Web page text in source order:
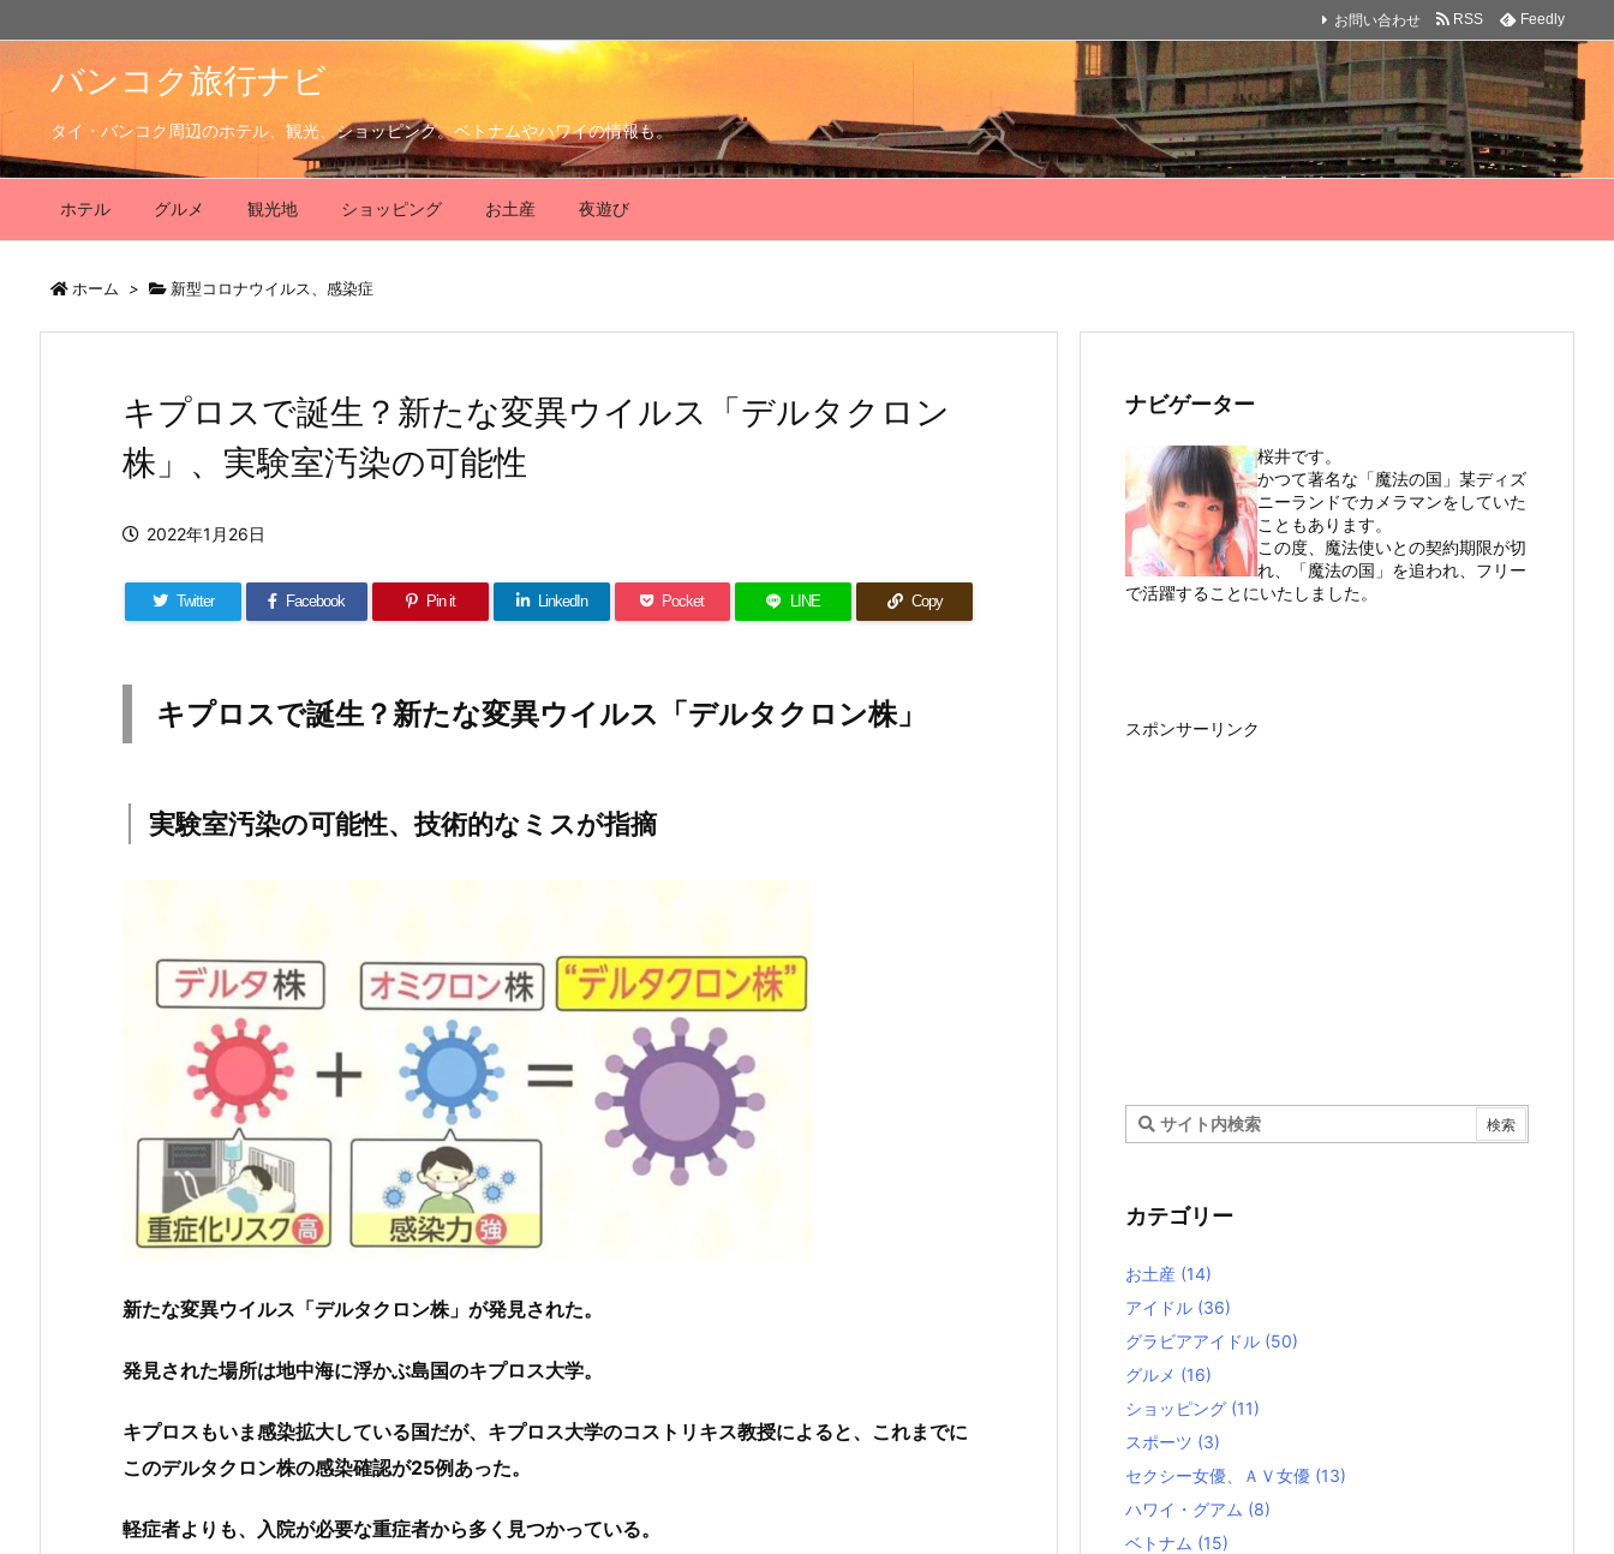
バンコク旅行ナビ
タイ・バンコク周辺のホテル、観光、ショッピング。ベトナムやハワイの情報も。
ホテル グルメ 観光地 ショッピング お土産 夜遊び
お問い合わせ RSS Feedly
ホーム > 新型コロナウイルス、感染症
キプロスで誕生？新たな変異ウイルス「デルタクロン
株」、実験室汚染の可能性
2022年1月26日
Twitter Facebook Pin it LinkedIn Pocket LINE Copy
キプロスで誕生？新たな変異ウイルス「デルタクロン株」
実験室汚染の可能性、技術的なミスが指摘
新たな変異ウイルス「デルタクロン株」が発見された。
発見された場所は地中海に浮かぶ島国のキプロス大学。
キプロスもいま感染拡大している国だが、キプロス大学のコストリキス教授によると、これまでに
このデルタクロン株の感染確認が25例あった。
軽症者よりも、入院が必要な重症者から多く見つかっている。
ナビゲーター
桜井です。
かつて著名な「魔法の国」某ディズ
ニーランドでカメラマンをしていた
こともあります。
この度、魔法使いとの契約期限が切
れ、「魔法の国」を追われ、フリー
で活躍することにいたしました。
スポンサーリンク
カテゴリー
お土産 (14)
アイドル (36)
グラビアアイドル (50)
グルメ (16)
ショッピング (11)
スポーツ (3)
セクシー女優、ＡＶ女優 (13)
ハワイ・グアム (8)
ベトナム (15)